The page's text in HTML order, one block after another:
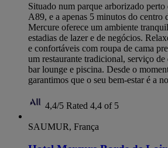
Situado num parque arborizado perto
A89, e a apenas 5 minutos do centro
Mercure oferece um ambiente
estadias de lazer e de negócios.
e confortáveis com roupa de cama
um restaurante tradicional, serviço
bar lounge e piscina. Desde o
garantimos que o seu bem-estar é a
4,4/5 Rated 4,4 of 5
SAUMUR, França